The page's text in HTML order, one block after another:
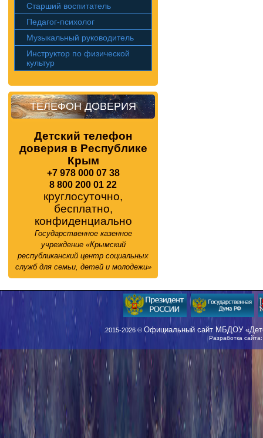
Старший воспитатель
Педагог-психолог
Музыкальный руководитель
Инструктор по физической
культур
ТЕЛЕФОН ДОВЕРИЯ
Детский телефон
доверия в Республике
Крым
+7 978 000 07 38
8 800 200 01 22
круглосуточно,
бесплатно,
конфиденциально
Государственное казенное
учреждение «Крымский
республиканский центр социальных
служб для семьи, детей и молодежи»
.2015-2026 © Официальный сайт МБДОУ
Разработка